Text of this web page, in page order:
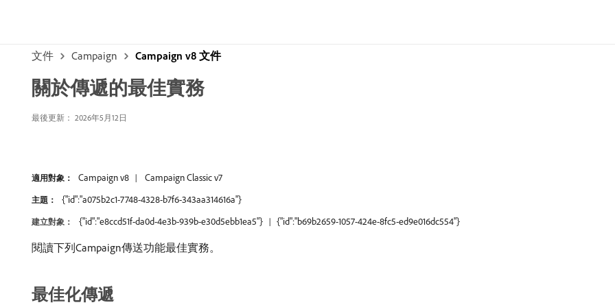
文件 Campaign Campaign v8 文件
關於傳遞的最佳實務
最後更新： 2026年5月12日
適用對象： Campaign v8 Campaign Classic v7
主題： {"id":"a075b2c1-7748-4328-b7f6-343aa314616a"}
建立對象： {"id":"e8ccd51f-da0d-4e3b-939b-e30d5ebb1ea5"} {"id":"b69b2659-1057-424e-8fc5-ed9e016dc554"}
閱讀下列Campaign傳送功能最佳實務。
最佳化傳遞